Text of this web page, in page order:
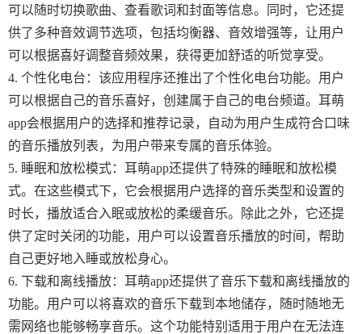
可以随时切换歌曲、查看歌词和封面等信息。同时，它还提
供了多种音效调节选项，包括均衡器、音效增强等，让用户
可以根据喜好调整音频效果，获得更加舒适的听觉享受。
4. 个性化电台：该应用程序还推出了个性化电台功能。用户
可以根据自己的音乐喜好，创建属于自己的电台频道。耳萌
app会根据用户的选择和推荐记录，自动为用户生成符合口味
的音乐播放列表，为用户带来专属的音乐体验。
5. 睡眠和放松模式：耳萌app还提供了特殊的睡眠和放松模
式。在这些模式下，它会根据用户选择的音乐类型和设置的
时长，播放适合入眠或放松的柔缓音乐。除此之外，它还提
供了定时关闭的功能，用户可以设置音乐播放的时间，帮助
自己更好地入睡或放松身心。
6. 下载和离线播放：耳萌app还提供了音乐下载和离线播放的
功能。用户可以将喜欢的音乐下载到本地储存，随时随地无
需网络也能够畅享音乐。这个功能特别适用于用户在无法连